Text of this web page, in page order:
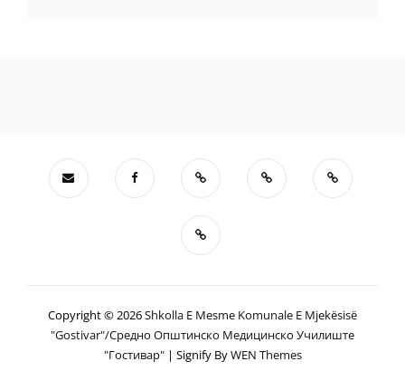
Copyright © 2026Shkolla E Mesme Komunale E Mjekësisë
"Gostivar"/Средно Општинско Медицинско Училиште
"гостивар" | Signify ByWEN Themes